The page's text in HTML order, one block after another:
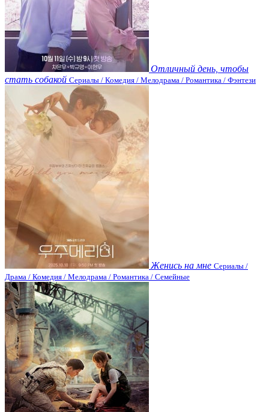
Отличный день, чтобы
стать собакой Сериалы / Комедия / Мелодрама / Романтика / Фэнтези
Женись на мне Сериалы /
Драма / Комедия / Мелодрама / Романтика / Семейные